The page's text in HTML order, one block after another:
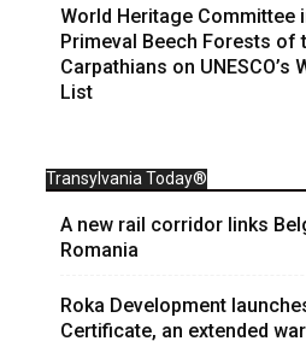
World Heritage Committee
Primeval Beech Forests of
Carpathians on UNESCO’s
List
Transylvania Today®
A new rail corridor links
Romania
Roka Development
Certificate, an extended